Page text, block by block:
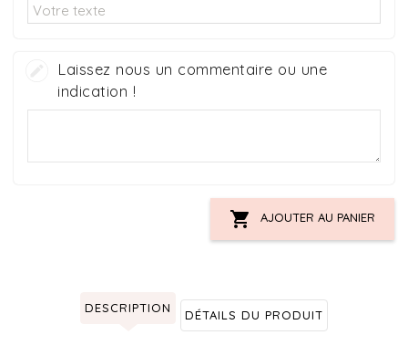
Laissez nous un commentaire ou une
indication !
 AJOUTER AU PANIER
DESCRIPTION DÉTAILS DU PRODUIT